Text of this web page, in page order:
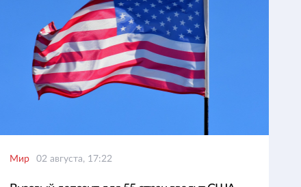
Мир 02 августа, 17:22